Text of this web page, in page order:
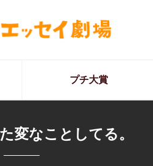
プチ大賞
変なことしてる。